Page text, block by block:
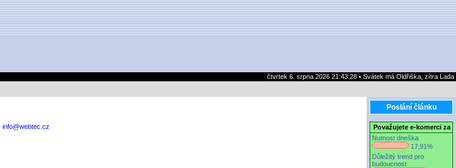
čtvrtek 6. srpna 2026 21:43:28 • Svátek má Oldřiška, zítra Lada
info@webtec.cz
Poslání článku
Považujete e-komerci za
Nutnost dneška
17,91%
Důležitý trend pro
budoucnost